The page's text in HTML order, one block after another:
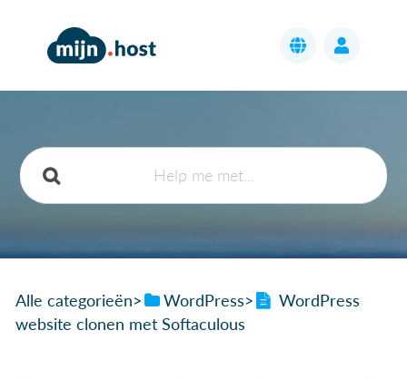
Alle categorieën​>​ ​WordPress​>​
WordPress
website clonen met Softaculous